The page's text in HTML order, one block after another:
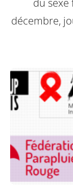
du sexe
décembre,